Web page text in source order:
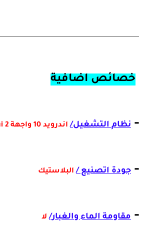
خصائص اضافية
- نظام التشغيل/ اندرويد 10 واجهة One ui 2
- جودة اتصنيع / البلاستيك
- مقاومة الماء والغبار/ لا